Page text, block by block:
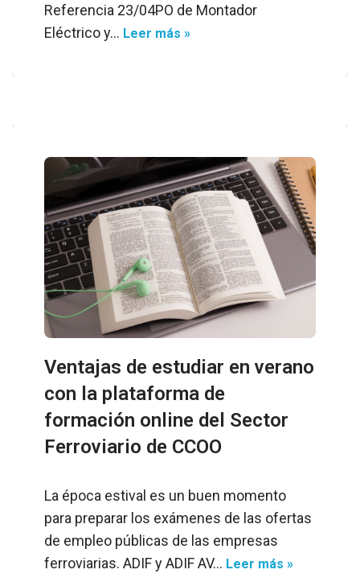
Referencia 23/04PO de Montador
Eléctrico y… Leer más »
Ventajas de estudiar en verano
con la plataforma de
formación online del Sector
Ferroviario de CCOO
La época estival es un buen momento
para preparar los exámenes de las ofertas
de empleo públicas de las empresas
ferroviarias. ADIF y ADIF AV… Leer más »